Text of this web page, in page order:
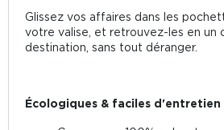
Glissez vos affaires dans les
votre valise, et retrouvez-les en un
destination, sans tout déranger.
Écologiques & faciles d'entretien